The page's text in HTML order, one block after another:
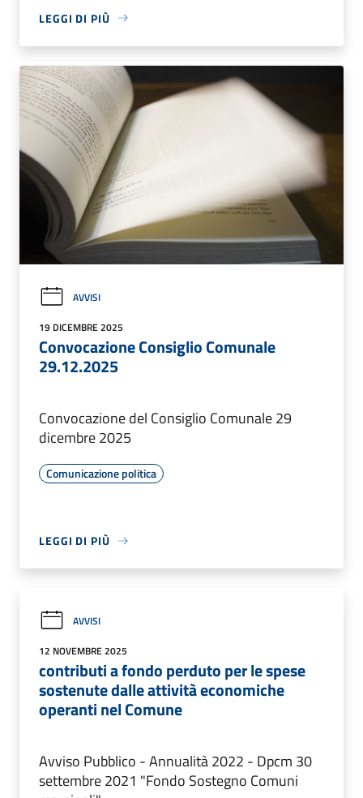
LEGGI DI PIÙ
AVVISI
19 DICEMBRE 2025
Convocazione Consiglio Comunale
29.12.2025
Convocazione del Consiglio Comunale 29
dicembre 2025
Comunicazione politica
LEGGI DI PIÙ
AVVISI
12 NOVEMBRE 2025
contributi a fondo perduto per le spese
sostenute dalle attività economiche
operanti nel Comune
Avviso Pubblico - Annualità 2022 - Dpcm 30
settembre 2021 "Fondo Sostegno Comuni